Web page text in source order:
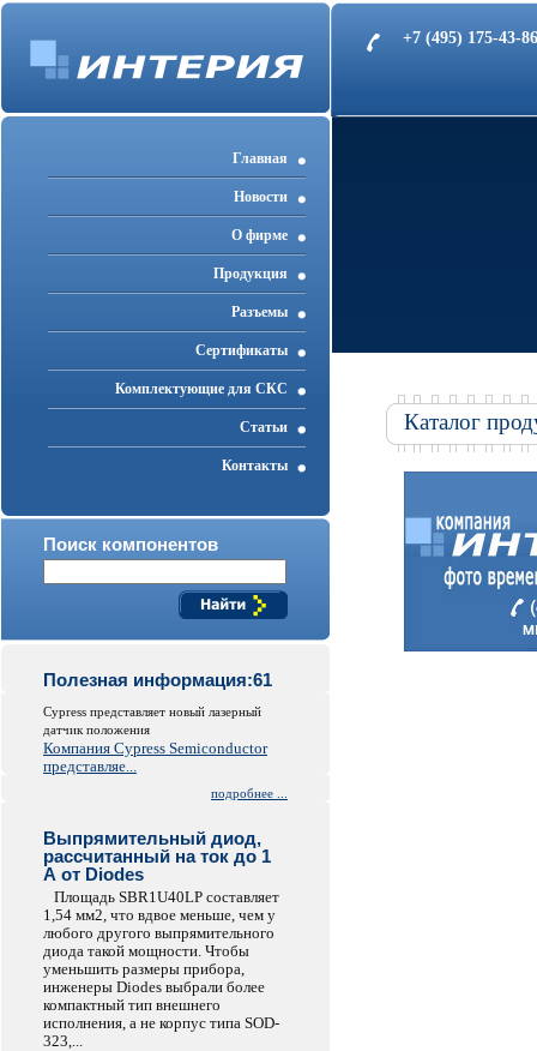
+7 (495) 175-43-
Главная
Новости
О фирме
Продукция
Разъемы
Cертификаты
Комплектующие для СКС
Статьи
Контакты
Поиск компонентов
Полезная информация:61
Cypress представляет новый лазерный
датчик положения
Компания Cypress Semiconductor
представляе...
подробнее ...
Выпрямительный диод,
рассчитанный на ток до 1
А от Diodes
Площадь SBR1U40LP составляет
1,54 мм2, что вдвое меньше, чем у
любого другого выпрямительного
диода такой мощности. Чтобы
уменьшить размеры прибора,
инженеры Diodes выбрали более
компактный тип внешнего
исполнения, а не корпус типа SOD-
323,...
Каталог